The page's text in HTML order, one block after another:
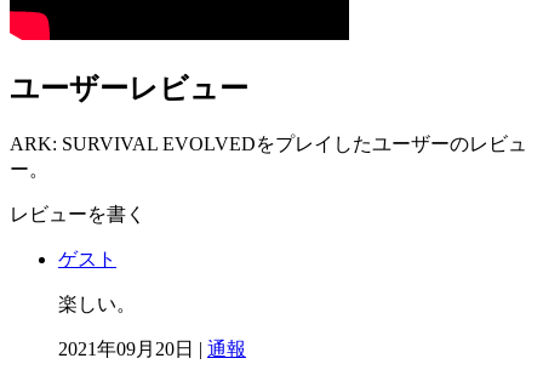
ユーザーレビュー
ARK: SURVIVAL EVOLVEDをプレイしたユーザーのレビュ
ー。
レビューを書く
ゲスト
楽しい。
2021年09月20日 | 通報